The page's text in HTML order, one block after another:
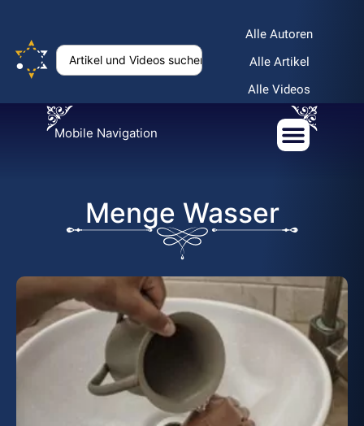
Alle Autoren
Alle Artikel
Alle Videos
Mobile Navigation
Menge Wasser